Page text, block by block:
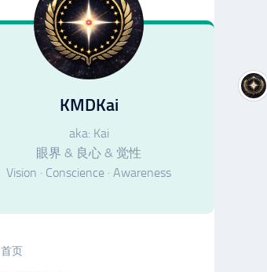
KMDKai
aka: Kai
眼界 & 良心 & 觉性
Vision · Conscience · Awareness
首页